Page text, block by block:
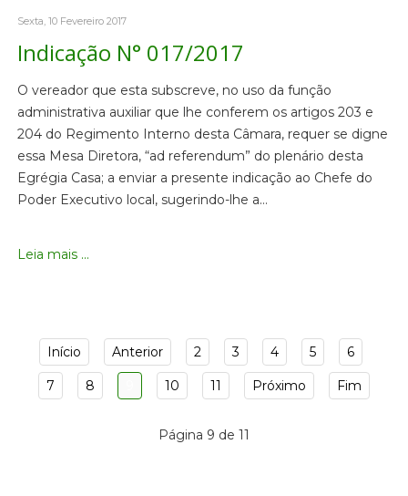
Sexta, 10 Fevereiro 2017
Indicação N° 017/2017
O vereador que esta subscreve, no uso da função
administrativa auxiliar que lhe conferem os artigos 203 e
204 do Regimento Interno desta Câmara, requer se digne
essa Mesa Diretora, “ad referendum” do plenário desta
Egrégia Casa; a enviar a presente indicação ao Chefe do
Poder Executivo local, sugerindo-lhe a…
Leia mais ...
Início Anterior 2 3 4 5 6
7 8 10 11 Próximo Fim
Página 9 de 11